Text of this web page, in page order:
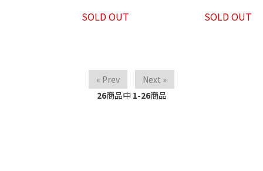
SOLD OUT SOLD OUT
« Prev
Next »
26商品中 1-26商品